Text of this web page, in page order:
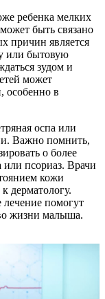
ребенка мелких
быть связано
причин является
или бытовую
зудом и
может
особенно в
оспа или
Важно помнить,
о более
или псориаз. Врачи
кожи
дерматологу.
лечение помогут
жизни малыша.